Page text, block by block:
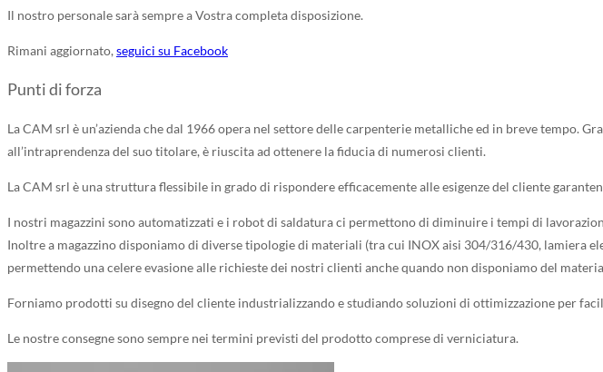
Il nostro personale sarà sempre a Vostra completa disposizione.
Rimani aggiornato,seguici su Facebook
Punti di forza
La CAM srl è un’azienda che dal 1966 opera nel settore delle carpenterie metalliche ed in breve tempo.
all’intraprendenza del suo titolare, è riuscita ad ottenere la fiducia di numerosi clienti.
La CAM srl è una struttura flessibile in grado di rispondere efficacemente alle esigenze del cliente
I nostri magazzini sono automatizzati e i robot di saldatura ci permettono di diminuire i tempi di
Inoltre a magazzino disponiamo di diverse tipologie di materiali (tra cui INOX aisi 304/316/430,
permettendo una celere evasione alle richieste dei nostri clienti anche quando non disponiamo del
Forniamo prodotti su disegno del cliente industrializzando e studiando soluzioni di ottimizzazione per
Le nostre consegne sono sempre nei termini previsti del prodotto comprese di verniciatura.